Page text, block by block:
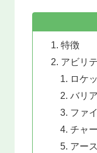
特徴
アビリ
ロケ
バリ
ファ
チャ
アー